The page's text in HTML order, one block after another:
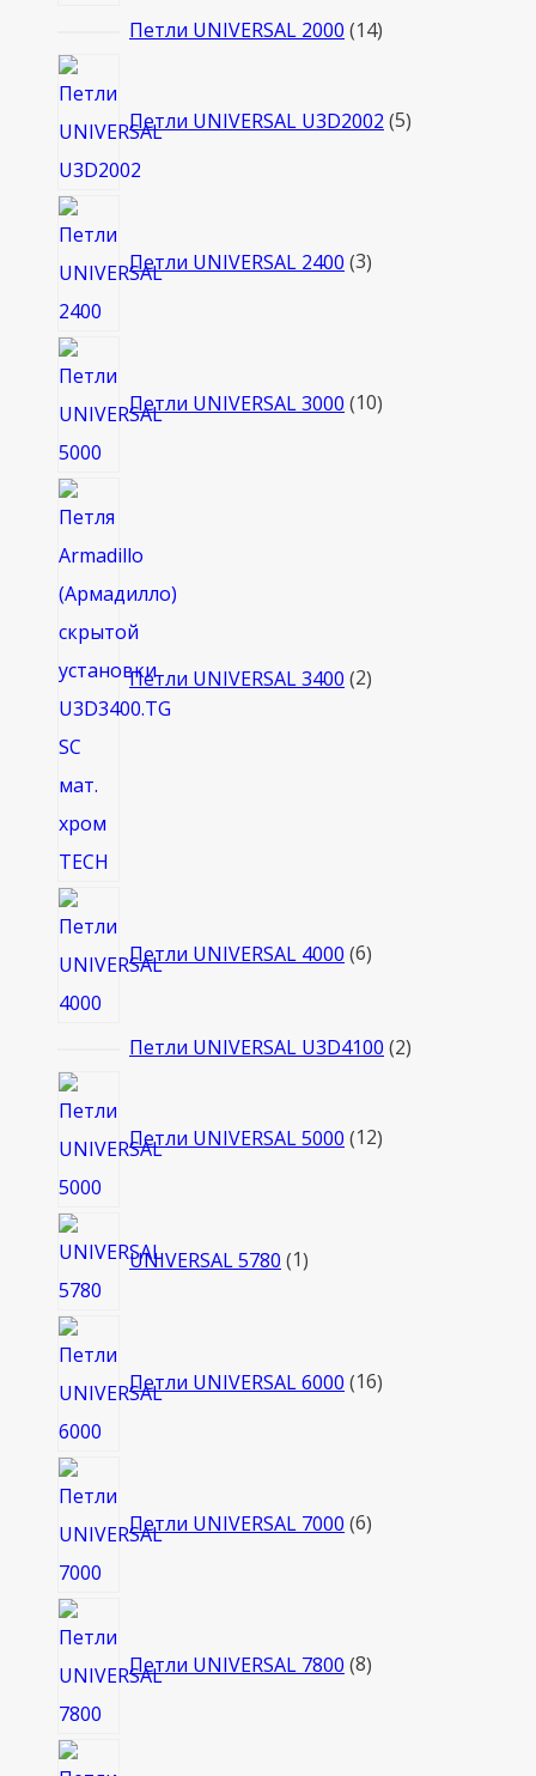
Петли UNIVERSAL 2000 1414
Петли UNIVERSAL U3D2002 5товаров
Петли UNIVERSAL 2400 3товара
Петли UNIVERSAL 3000 10товаров
Петли UNIVERSAL 3400 2
Петли UNIVERSAL 4000 6товаров
Петли UNIVERSAL U3D4100 22
Петли UNIVERSAL 5000 12товаров
UNIVERSAL 5780 1товар
Петли UNIVERSAL 6000 16товаров
Петли UNIVERSAL 7000 6товаров
Петли UNIVERSAL 7800 8товаров